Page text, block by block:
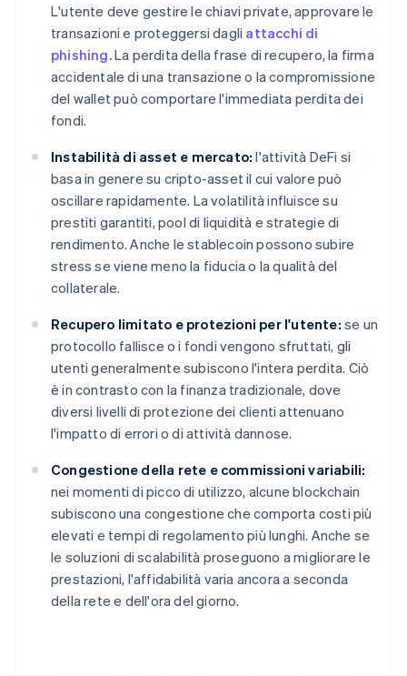
L'utente deve gestire le chiavi private, approvare le
transazioni e proteggersi dagli attacchi di
phishing.La perdita della frase di recupero, la firma
accidentale di una transazione o la compromissione
del wallet può comportare l'immediata perdita dei
fondi.
Instabilità di asset e mercato: l'attività DeFi si
basa in genere su cripto-asset il cui valore può
oscillare rapidamente. La volatilità influisce su
prestiti garantiti, pool di liquidità e strategie di
rendimento. Anche le stablecoin possono subire
stress se viene meno la fiducia o la qualità del
collaterale.
Recupero limitato e protezioni per l'utente: se un
protocollo fallisce o i fondi vengono sfruttati, gli
utenti generalmente subiscono l'intera perdita. Ciò
è in contrasto con la finanza tradizionale, dove
diversi livelli di protezione dei clienti attenuano
l'impatto di errori o di attività dannose.
Congestione della rete e commissioni variabili:
nei momenti di picco di utilizzo, alcune blockchain
subiscono una congestione che comporta costi più
elevati e tempi di regolamento più lunghi. Anche se
le soluzioni di scalabilità proseguono a migliorare le
prestazioni, l'affidabilità varia ancora a seconda
della rete e dell'ora del giorno.